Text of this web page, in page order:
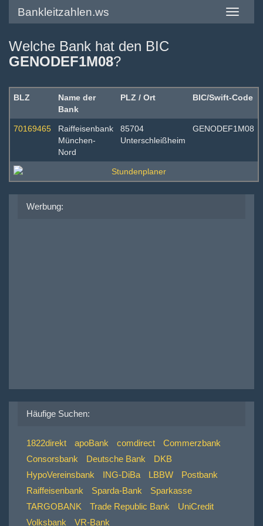
Toggle
Bankleitzahlen.ws
Welche Bank hat den BIC
GENODEF1M08?
BLZ
Name der
Bank
PLZ / Ort BIC/Swift-Code
70169465
Raiffeisenbank
München-
Nord
85704
Unterschleißheim
GENODEF1M08
Werbung:
Häufige Suchen:
1822direkt apoBank comdirect
Commerzbank
Consorsbank
Deutsche Bank
DKB
HypoVereinsbank
ING-DiBa LBBW
Postbank
Raiffeisenbank
Sparda-Bank
Sparkasse
TARGOBANK
Trade Republic Bank
UniCredit
Volksbank
VR-Bank